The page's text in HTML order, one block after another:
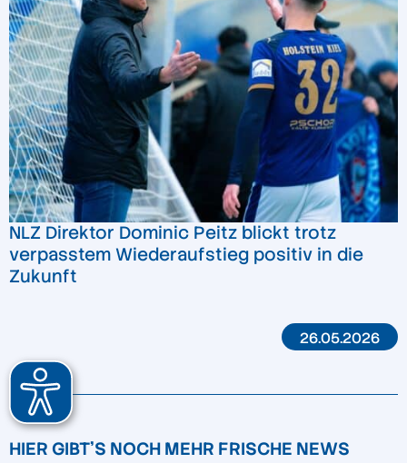
NLZ Direktor Dominic Peitz blickt trotz
verpasstem Wiederaufstieg positiv in die
Zukunft
26.05.2026
HIER GIBT'S NOCH MEHR FRISCHE NEWS